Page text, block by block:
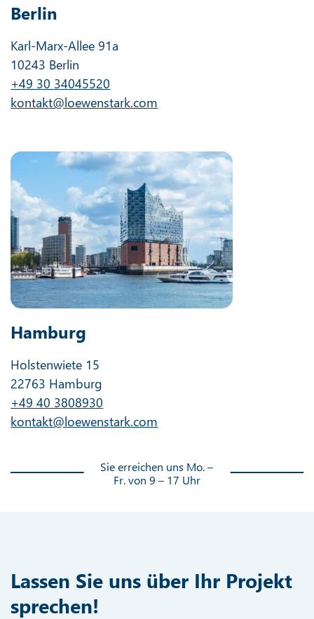
Berlin
Karl-Marx-Allee 91a
10243 Berlin
+49 30 34045520
kontakt@loewenstark.com
Hamburg
Holstenwiete 15
22763 Hamburg
+49 40 3808930
kontakt@loewenstark.com
Sie erreichen uns Mo. –
Fr. von 9 – 17 Uhr
Lassen Sie uns über Ihr Projekt
sprechen!